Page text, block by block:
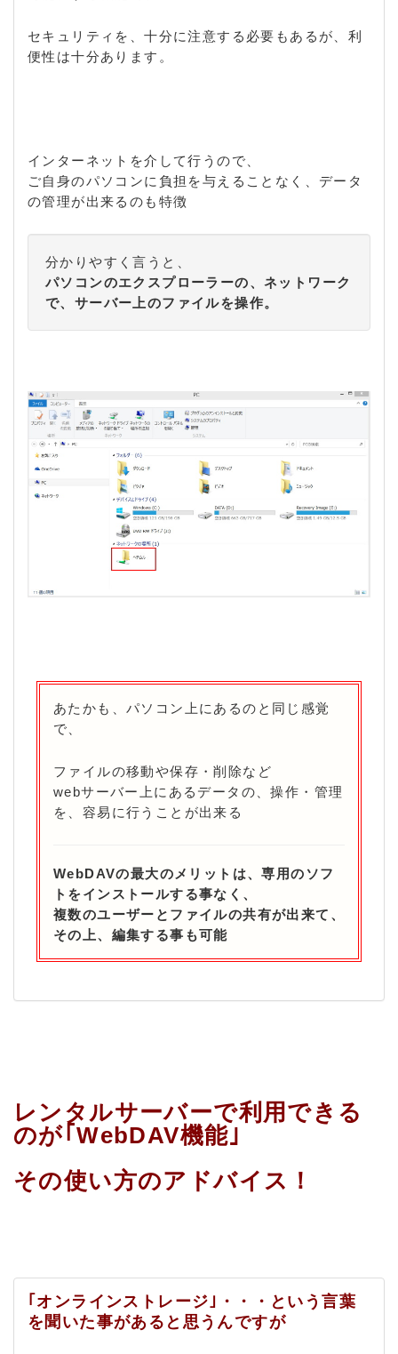
セキュリティを、十分に注意する必要もあるが、利
便性は十分あります。
インターネットを介して行うので、
ご自身のパソコンに負担を与えることなく、データ
の管理が出来るのも特徴
分かりやすく言うと、
パソコンのエクスプローラーの、ネットワーク
で、サーバー上のファイルを操作。
あたかも、パソコン上にあるのと同じ感覚
で、
ファイルの移動や保存・削除など
webサーバー上にあるデータの、操作・管理
を、容易に行うことが出来る
WebDAVの最大のメリットは、専用のソフ
トをインストールする事なく、
複数のユーザーとファイルの共有が出来て、
その上、編集する事も可能
レンタルサーバーで利用できる
のが｢WebDAV機能｣
その使い方のアドバイス！
｢オンラインストレージ｣・・・という言葉
を聞いた事があると思うんですが